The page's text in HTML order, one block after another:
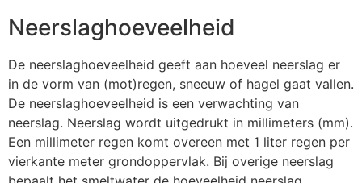
Neerslaghoeveelheid
De neerslaghoeveelheid geeft aan hoeveel neerslag er
in de vorm van (mot)regen, sneeuw of hagel gaat vallen.
De neerslaghoeveelheid is een verwachting van
neerslag. Neerslag wordt uitgedrukt in millimeters (mm).
Een millimeter regen komt overeen met 1 liter regen per
vierkante meter grondoppervlak. Bij overige neerslag